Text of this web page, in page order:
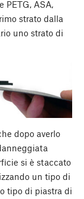
PETG, ASA,
strato dalla
uno strato di
dopo averlo
si è staccato
un tipo di
tipo di piastra di